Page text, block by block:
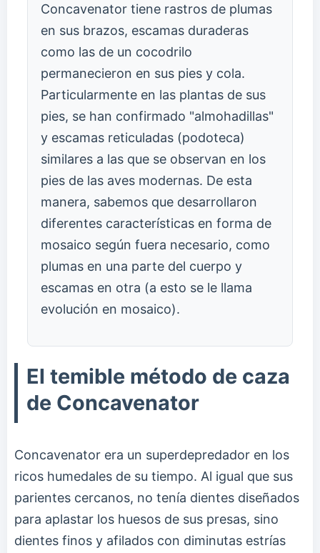
Concavenator tiene rastros de plumas
en sus brazos, escamas duraderas
como las de un cocodrilo
permanecieron en sus pies y cola.
Particularmente en las plantas de sus
pies, se han confirmado "almohadillas"
y escamas reticuladas (podoteca)
similares a las que se observan en los
pies de las aves modernas. De esta
manera, sabemos que desarrollaron
diferentes características en forma de
mosaico según fuera necesario, como
plumas en una parte del cuerpo y
escamas en otra (a esto se le llama
evolución en mosaico).
El temible método de caza
de Concavenator
Concavenator era un superdepredador en los
ricos humedales de su tiempo. Al igual que sus
parientes cercanos, no tenía dientes diseñados
para aplastar los huesos de sus presas, sino
dientes finos y afilados con diminutas estrías